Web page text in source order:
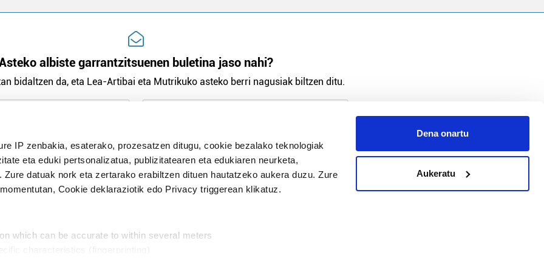
IP zenbakia, esaterako, prozesatzen ditugu, cookie bezalako teknologiak
eta eduki pertsonalizatua, publizitatearen eta edukiaren neurketa,
datuak nork eta zertarako erabiltzen dituen hautatzeko aukera duzu. Zure
Cookie deklaraziotik edo Privacy triggerean klikatuz.
which can be accurate to within several meters
Dena onartu
Aukeratu
albiste garrantzitsuenen buletina jaso nahi?
bidaltzen da, eta Lea-Artibai eta Mutrikuko asteko berri nagusiak biltzen ditu.
Harpidetu